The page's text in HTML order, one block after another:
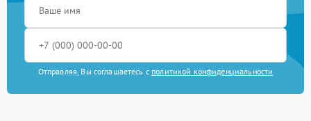
Отправляя, Вы соглашаетесь с политикой конфиденциальности